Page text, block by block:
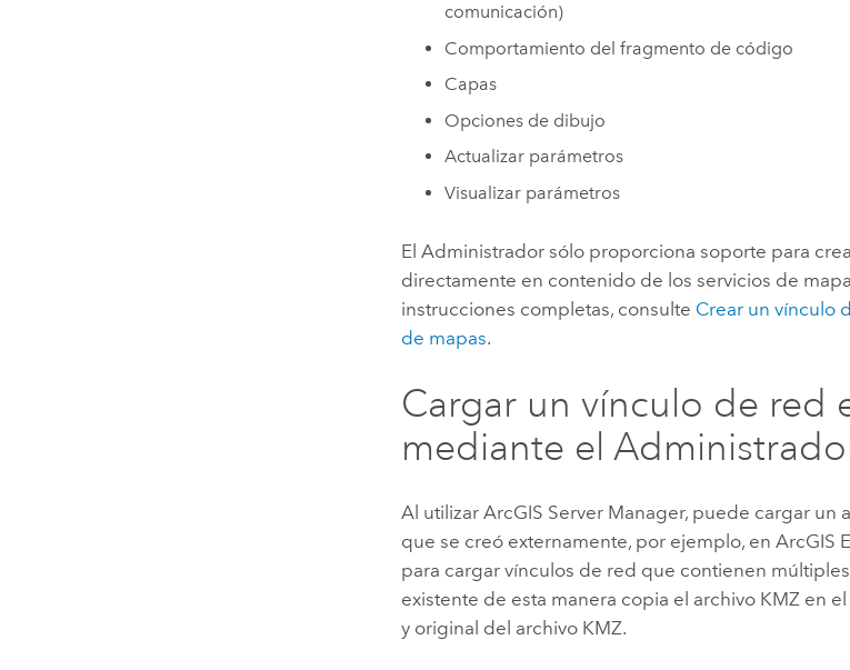
comunicación)
Comportamiento del fragmento de código
Capas
Opciones de dibujo
Actualizar parámetros
Visualizar parámetros
El Administrador sólo proporciona soporte para
directamente en contenido de los servicios de
instrucciones completas, consulte Crear un vínculo
de mapas.
Cargar un vínculo de red
mediante el
Al utilizar ArcGIS Server Manager, puede cargar
que se creó externamente, por ejemplo, en ArcGIS
para cargar vínculos de red que contienen
existente de esta manera copia el archivo KMZ en
y original del archivo KMZ.